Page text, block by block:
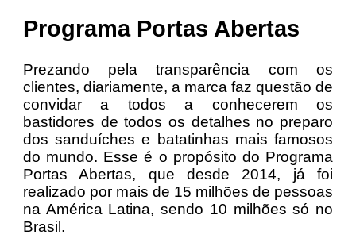
Programa Portas Abertas
Prezando pela transparência com os
clientes, diariamente, a marca faz questão de
convidar a todos a conhecerem os
bastidores de todos os detalhes no preparo
dos sanduíches e batatinhas mais famosos
do mundo. Esse é o propósito do Programa
Portas Abertas, que desde 2014, já foi
realizado por mais de 15 milhões de pessoas
na América Latina, sendo 10 milhões só no
Brasil.